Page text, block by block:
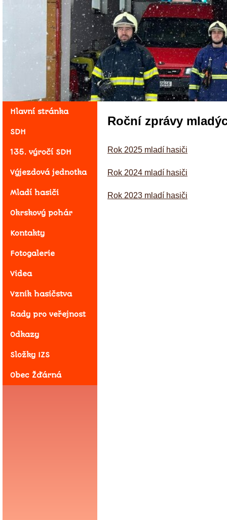
Hlavní stránka
SDH
135. výročí SDH
Výjezdová jednotka
Mladí hasiči
Okrskový pohár
Kontakty
Fotogalerie
Videa
Vznik hasičstva
Rady pro veřejnost
Odkazy
Složky IZS
Obec Žďárná
Roční zprávy
Rok 2025 mladí hasiči
Rok 2024 mladí hasiči
Rok 2023 mladí hasiči